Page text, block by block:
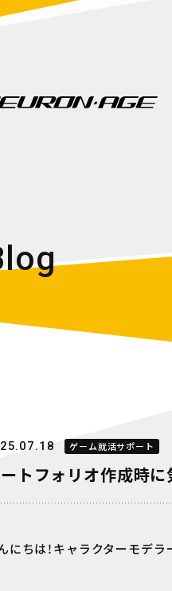
log
ゲーム就活サポート
トフォリオ作成時
にちは！キャラクターモデラ